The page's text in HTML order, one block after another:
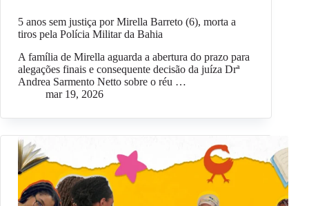
5 anos sem justiça por Mirella Barreto (6), morta a
tiros pela Polícia Militar da Bahia
A família de Mirella aguarda a abertura do prazo para
alegações finais e consequente decisão da juíza Drª
Andrea Sarmento Netto sobre o réu …
mar 19, 2026